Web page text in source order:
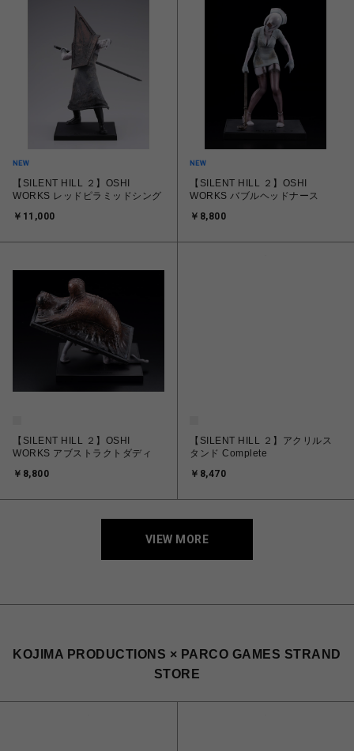
【SILENT HILL ２】OSHI
WORKS レッドピラミッドシング
￥11,000
【SILENT HILL ２】OSHI
WORKS バブルヘッドナース
￥8,800
【SILENT HILL ２】OSHI
WORKS アブストラクトダディ
￥8,800
【SILENT HILL ２】アクリルス
タンド Complete
￥8,470
VIEW MORE
KOJIMA PRODUCTIONS × PARCO GAMES STRAND
STORE